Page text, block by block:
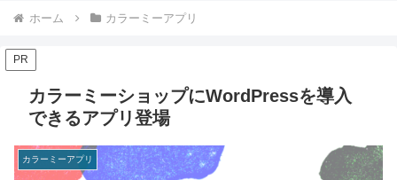
ホーム カラーミーアプリ
PR
カラーミーショップにWordPressを導入
できるアプリ登場
カラーミーアプリ